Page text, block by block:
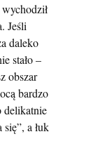
Jeśli
daleko
stało –
obszar
bardzo
delikatnie
a łuk